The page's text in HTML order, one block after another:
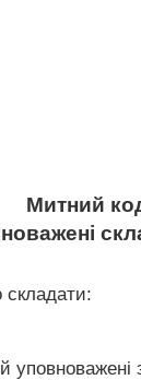
Митний